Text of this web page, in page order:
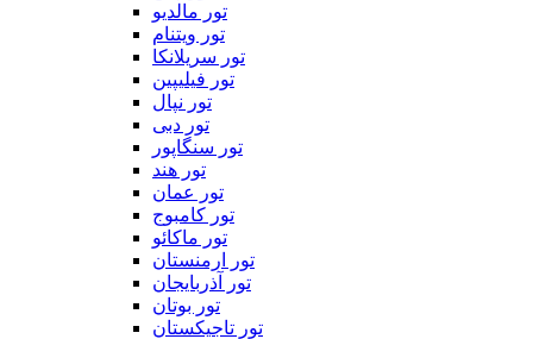
تور مالدیو
تور ویتنام
تور سریلانکا
تور فیلیپین
تور نپال
تور دبی
تور سنگاپور
تور هند
تور عمان
تور کامبوج
تور ماکائو
تور ارمنستان
تور آذربایجان
تور بوتان
تور تاجیکستان